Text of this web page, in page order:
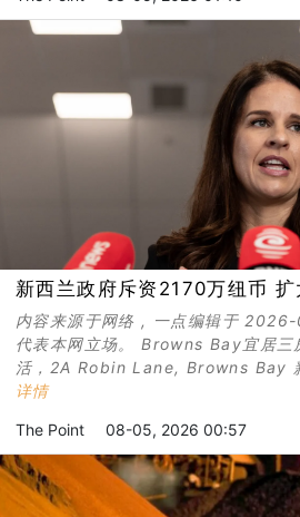
新西兰政府斥资2170万纽币 扩
内容来源于网络 , 一点编辑于
代表本网立场。 Browns Bay宜居三
活，2A Robin Lane, Browns Bay
详情
The Point 08-05, 2026 00:57